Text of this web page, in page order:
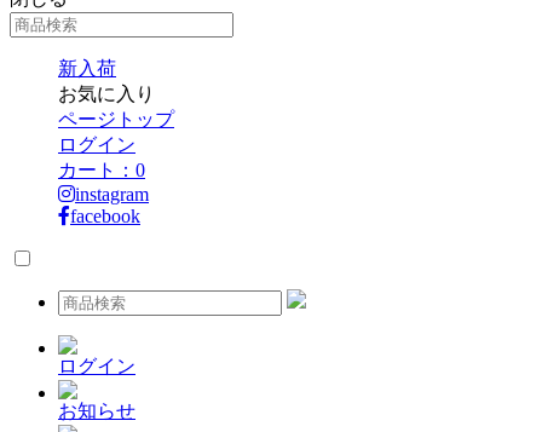
新入荷
お気に入り
ページトップ
ログイン
カート： 0
instagram
facebook
ログイン
お知らせ